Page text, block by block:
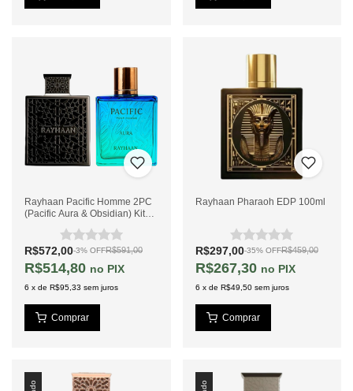
Rayhaan Pacific Homme 2PC
(Pacific Aura & Obsidian) Kit
R$572,00-3% OFFR$591,00
R$514,80 PIX
6 x de R$95,33 sem juros
Rayhaan Pharaoh EDP 100ml
R$297,00-35% OFFR$459,00
R$267,30 PIX
6 x de R$49,50 sem juros